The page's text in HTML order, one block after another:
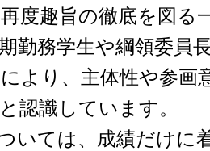
度趣旨の徹底を図る
勤務学生や綱領委員
より、主体性や参画
認識しています。
いては、成績だけに